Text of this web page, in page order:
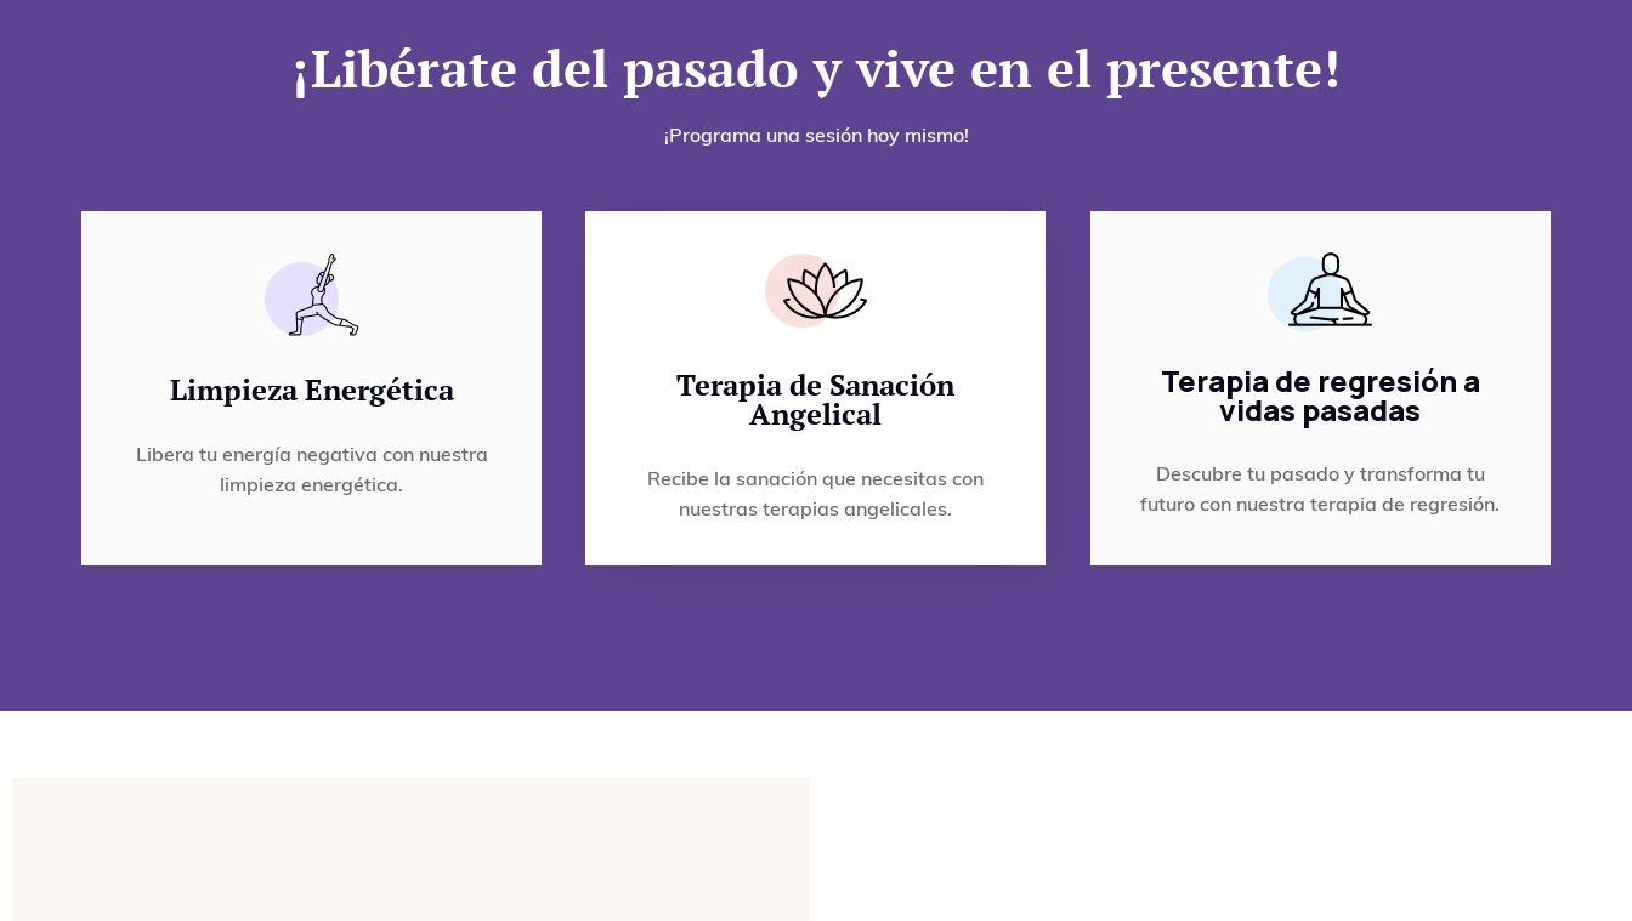
¡Libérate del pasado y vive en el presente!
¡Programa una sesión hoy mismo!
Limpieza Energética
Libera tu energía negativa con nuestra
limpieza energética.
Terapia de Sanación
Angelical
Recibe la sanación que necesitas con
nuestras terapias angelicales.
Terapia de regresión a
vidas pasadas
Descubre tu pasado y transforma tu
futuro con nuestra terapia de regresión.